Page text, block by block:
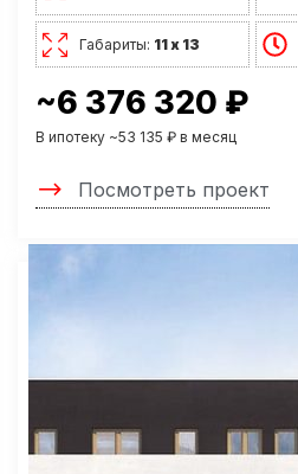
Габариты: 11 х 13
~6 376 320 ₽
В ипотеку ~53 135 ₽ в месяц
Посмотреть проект